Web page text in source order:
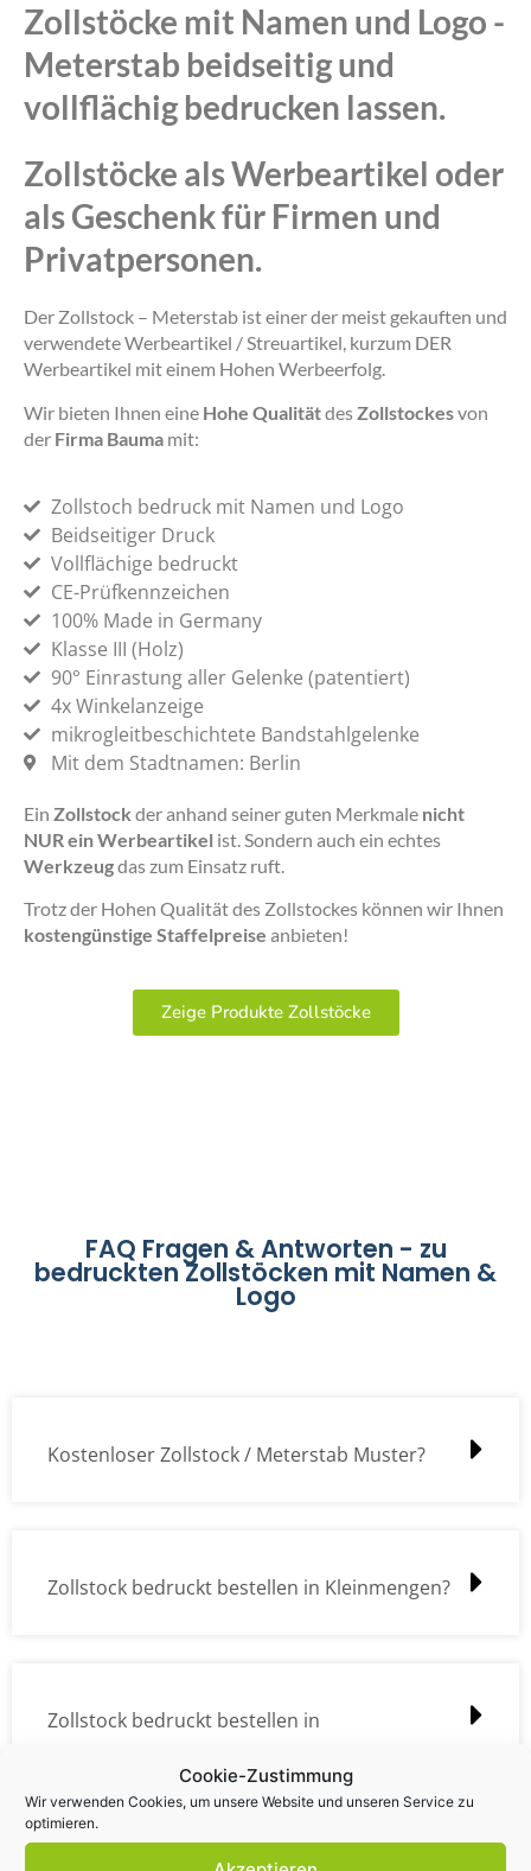
Cookie-Zustimmung
Wir verwenden Cookies, um unsere Website und unseren Service zu
optimieren.
Zollstöcke mit Namen und Logo -
Meterstab beidseitig und
vollflächig bedrucken lassen.
Zollstöcke als Werbeartikel oder
als Geschenk für Firmen und
Privatpersonen.
Der Zollstock – Meterstab ist einer der meist gekauften und
verwendete Werbeartikel / Streuartikel, kurzum DER
Werbeartikel mit einem Hohen Werbeerfolg.
Wir bieten Ihnen eine Hohe Qualitätdes Zollstockesvon
der Firma Bauma mit:
Zollstoch bedruck mit Namen und Logo
Beidseitiger Druck
Vollflächige bedruckt
CE-Prüfkennzeichen
100% Made in Germany
Klasse III (Holz)
90° Einrastung aller Gelenke (patentiert)
4x Winkelanzeige
mikrogleitbeschichtete Bandstahlgelenke
Mit dem Stadtnamen: Berlin
Ein Zollstock der anhand seiner guten Merkmale nicht
NUR ein Werbeartikel ist. Sondern auch ein echtes
Werkzeugdas zum Einsatz ruft.
Trotz der Hohen Qualität des Zollstockes können wir Ihnen
kostengünstige Staffelpreise anbieten!
Zeige Produkte Zollstöcke
FAQ Fragen & Antworten - zu
bedruckten Zollstöcken mit Namen &
Logo
Kostenloser Zollstock / Meterstab Muster?
Zollstock bedruckt bestellen in Kleinmengen?
Zollstock bedruckt bestellen in